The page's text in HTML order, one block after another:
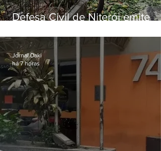
Defesa Civil de Niterói emite
sexta-feira (07)
Jornal Daki
há 7 horas